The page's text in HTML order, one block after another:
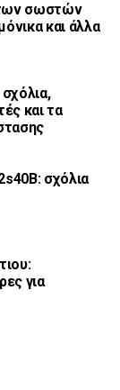
των σωστών
και άλλα
και τα
σχόλια
για